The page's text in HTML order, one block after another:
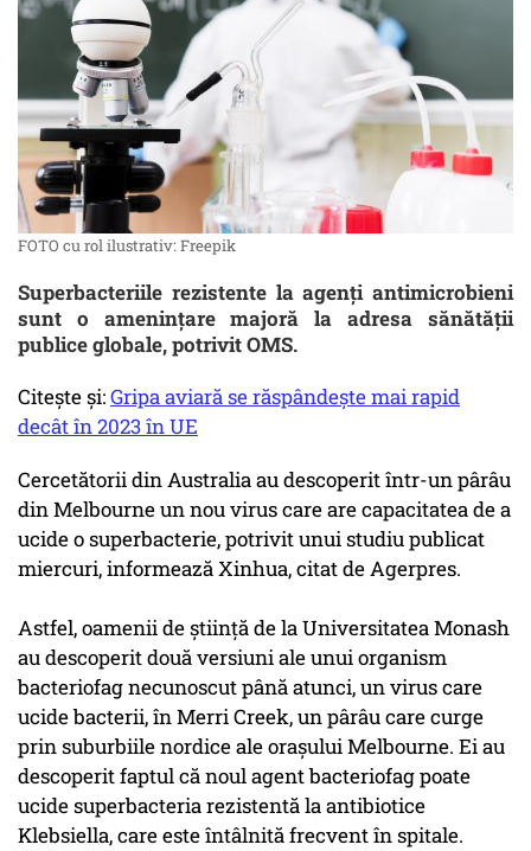
FOTO cu rol ilustrativ: Freepik
Superbacteriile rezistente la agenți antimicrobieni
sunt o amenințare majoră la adresa sănătății
publice globale, potrivit OMS.
Citește și:Gripa aviară se răspândește mai rapid
decât în 2023 în UE
Cercetătorii din Australia au descoperit într-un pârâu
din Melbourne un nou virus care are capacitatea de a
ucide o superbacterie, potrivit unui studiu publicat
miercuri, informează Xinhua, citat de Agerpres.
Astfel, oamenii de știință de la Universitatea Monash
au descoperit două versiuni ale unui organism
bacteriofag necunoscut până atunci, un virus care
ucide bacterii, în Merri Creek, un pârâu care curge
prin suburbiile nordice ale orașului Melbourne. Ei au
descoperit faptul că noul agent bacteriofag poate
ucide superbacteria rezistentă la antibiotice
Klebsiella, care este întâlnită frecvent în spitale.